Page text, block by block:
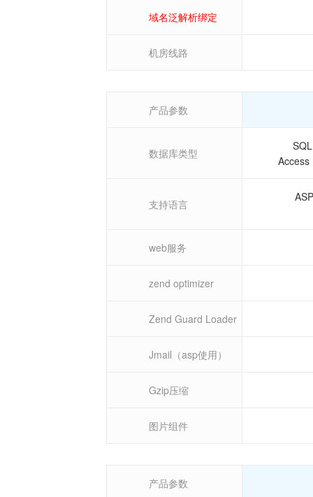
域名泛解析绑定
机房线路
产品参数
数据库类型
Access
支持语言
web服务
zend optimizer
Zend Guard Loader
Jmail（asp使用）
Gzip压缩
图片组件
产品参数